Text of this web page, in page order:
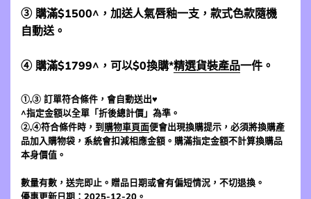
③ 購滿$1500^，加送人氣唇釉一支，款式色款隨機
自動送。
④ 購滿$1799^，可以$0換購*精選貨裝產品一件。
①,③ 訂單符合條件，會自動送出♥
^指定金額以全單「折後總計價」為準。
②,④符合條件時，到 購物車頁面便會出現換購提示，必須將換購產
品加入購物袋，系統會扣減相應金額。購滿指定金額不計算換購品
本身價值。
數量有數，送完即止。贈品日期或會有偏短情況，不切退換。
優惠更新日期：2025-12-20。